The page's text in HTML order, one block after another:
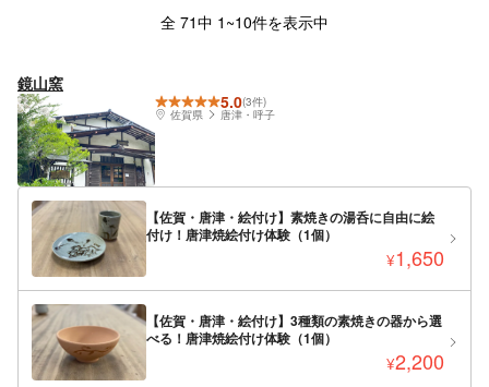
全 71中 1~10件を表示中
鏡山窯
5.0(3件)
佐賀県
唐津・呼子
【佐賀・唐津・絵付け】素焼きの湯呑に自由に絵
付け！唐津焼絵付け体験（1個）
¥1,650
【佐賀・唐津・絵付け】3種類の素焼きの器から選
べる！唐津焼絵付け体験（1個）
¥2,200